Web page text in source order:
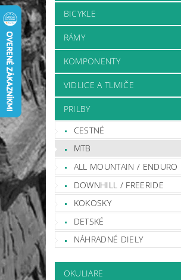
BICYKLE
RÁMY
KOMPONENTY
VIDLICE A TLMIČE
PRILBY
CESTNÉ
MTB
ALL MOUNTAIN / ENDURO
DOWNHILL / FREERIDE
KOKOSKY
DETSKÉ
NÁHRADNÉ DIELY
OKULIARE